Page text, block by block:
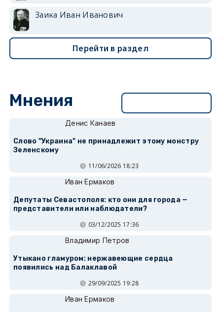
Заика Иван Иванович
Перейти в раздел
Мнения
Денис Канаев
Слово "Украина" не принадлежит этому монстру
Зеленскому
11/06/2026 18:23
Иван Ермаков
Депутаты Севастополя: кто они для города —
представители или наблюдатели?
03/12/2025 17:36
Владимир Петров
Утыкано гламуром: нержавеющие сердца
появились над Балаклавой
29/09/2025 19:28
Иван Ермаков